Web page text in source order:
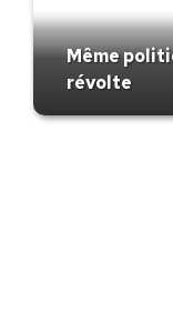
Même
révolte